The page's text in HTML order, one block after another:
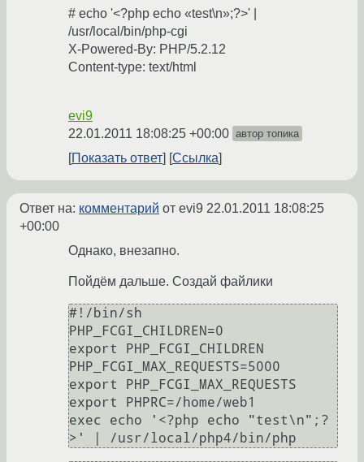
# echo '<?php echo «test\n»;?>' |
/usr/local/bin/php-cgi
X-Powered-By: PHP/5.2.12
Content-type: text/html
evi9
22.01.2011 18:08:25 +00:00 автор топика
Показать ответ Ссылка
Ответ на: комментарий от evi9 22.01.2011 18:08:25
+00:00
Однако, внезапно.
Пойдём дальше. Создай файлики
#!/bin/sh
PHP_FCGI_CHILDREN=0
export PHP_FCGI_CHILDREN
PHP_FCGI_MAX_REQUESTS=5000
export PHP_FCGI_MAX_REQUESTS
export PHPRC=/home/web1
exec echo '<?php echo "test\n";?